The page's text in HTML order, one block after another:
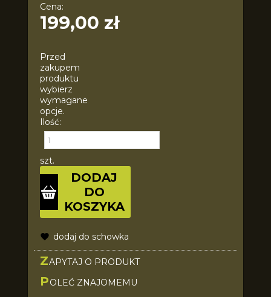
Cena:
199,00 zł
Przed
zakupem
produktu
wybierz
wymagane
opcje.
Ilość:
szt.
DODAJ
DO
KOSZYKA
dodaj do schowka
ZAPYTAJ O PRODUKT
POLEĆ ZNAJOMEMU